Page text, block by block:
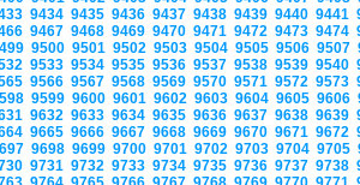
9434 9435 9436 9437 9438 9439 9440 9441
9467 9468 9469 9470 9471 9472 9473 9474
9500 9501 9502 9503 9504 9505 9506 9507
9533 9534 9535 9536 9537 9538 9539 9540
9566 9567 9568 9569 9570 9571 9572 9573
9599 9600 9601 9602 9603 9604 9605 9606
9632 9633 9634 9635 9636 9637 9638 9639
9665 9666 9667 9668 9669 9670 9671 9672
9698 9699 9700 9701 9702 9703 9704 9705
9731 9732 9733 9734 9735 9736 9737 9738